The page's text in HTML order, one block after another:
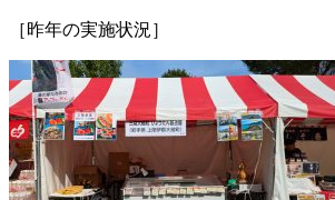
［昨年の実施状況］